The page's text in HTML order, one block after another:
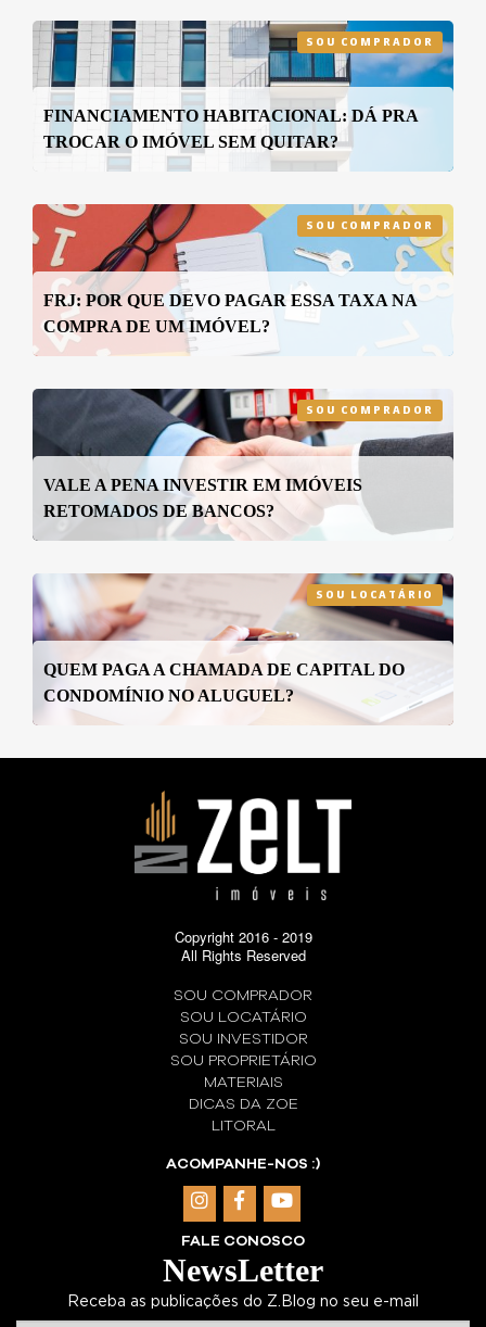
SOU COMPRADOR
FINANCIAMENTO HABITACIONAL: DÁ PRA
TROCAR O IMÓVEL SEM QUITAR?
SOU COMPRADOR
FRJ: POR QUE DEVO PAGAR ESSA TAXA NA
COMPRA DE UM IMÓVEL?
SOU COMPRADOR
VALE A PENA INVESTIR EM IMÓVEIS
RETOMADOS DE BANCOS?
SOU LOCATÁRIO
QUEM PAGA A CHAMADA DE CAPITAL DO
CONDOMÍNIO NO ALUGUEL?
Copyright 2016 - 2019
All Rights Reserved
SOU COMPRADOR
SOU LOCATÁRIO
SOU INVESTIDOR
SOU PROPRIETÁRIO
MATERIAIS
DICAS DA ZOE
LITORAL
ACOMPANHE-NOS :)
FALE CONOSCO
NewsLetter
Receba as publicações do Z.Blog no seu e-mail